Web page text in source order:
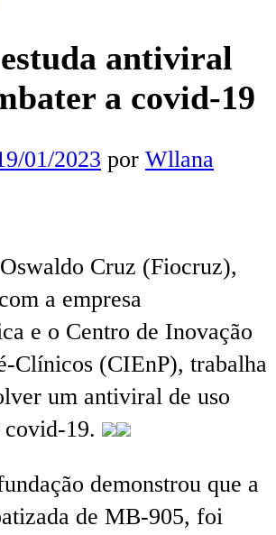
antiviral
a covid-19
01/2023 por Wllana
Cruz (Fiocruz),
a empresa
e o Centro de Inovação
Clínicos (CIEnP), trabalha
um antiviral de uso
19.
demonstrou que a
de MB-905, foi